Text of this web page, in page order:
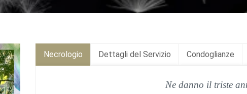
Necrologio Dettagli del Servizio Condoglianze
Ne danno il triste